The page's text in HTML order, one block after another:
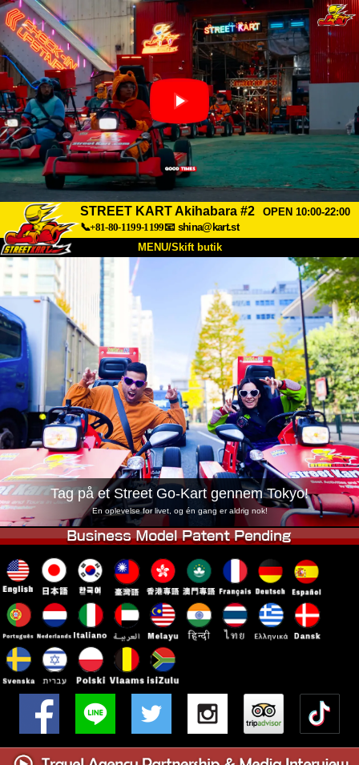
STREET KART Akihabara #2
OPEN 10:00-22:00
📞+81-80-1199-1199📧 shina@kart.st
MENU/Skift butik
Om Specifikationer Pris
Adgang Stemme FAQ
Virksomhed Booking
Skift butik
Tokyo Shinagawa Tokyo Akihabara#1
Tokyo Akihabara#2 Tokyo Shibuya
Tokyo Shibuya Annex Tokyo Bay
Tokyo Asakusa Osaka
Okinawa
Tag på et Street Go-Kart gennem Tokyo!
En oplevelse for livet, og én gang er aldrig nok!